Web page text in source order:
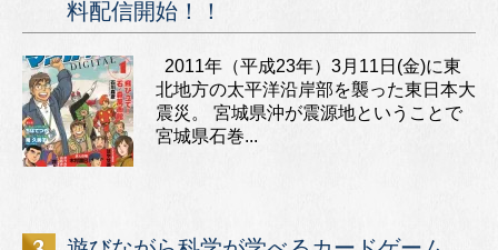
料配信開始！！
2011年（平成23年）3月11日(金)に東
北地方の太平洋沿岸部を襲った東日本大
震災。 宮城県沖が震源地ということで
宮城県石巻...